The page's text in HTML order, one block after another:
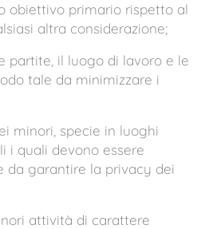
obiettivo primario rispetto al
altra considerazione;
partite, il luogo di lavoro e le
tale da minimizzare i
minori, specie in luoghi
i quali devono essere
da garantire la privacy dei
attività di carattere